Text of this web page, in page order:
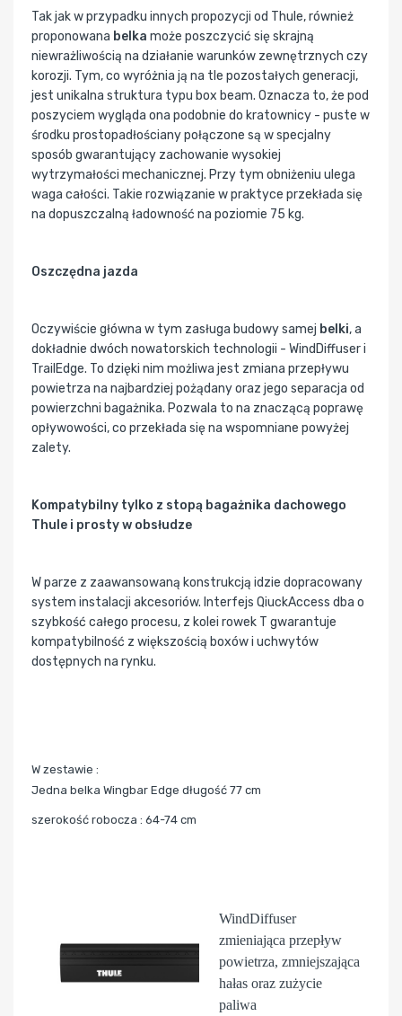
Tak jak w przypadku innych propozycji od Thule, również
proponowana belka może poszczycić się skrajną
niewrażliwością na działanie warunków zewnętrznych czy
korozji. Tym, co wyróżnia ją na tle pozostałych generacji,
jest unikalna struktura typu box beam. Oznacza to, że pod
poszyciem wygląda ona podobnie do kratownicy - puste w
środku prostopadłościany połączone są w specjalny
sposób gwarantujący zachowanie wysokiej
wytrzymałości mechanicznej. Przy tym obniżeniu ulega
waga całości. Takie rozwiązanie w praktyce przekłada się
na dopuszczalną ładowność na poziomie 75 kg.
Oszczędna jazda
Oczywiście główna w tym zasługa budowy samej belki, a
dokładnie dwóch nowatorskich technologii - WindDiffuser i
TrailEdge. To dzięki nim możliwa jest zmiana przepływu
powietrza na najbardziej pożądany oraz jego separacja od
powierzchni bagażnika. Pozwala to na znaczącą poprawę
opływowości, co przekłada się na wspomniane powyżej
zalety.
Kompatybilny tylko z stopą bagażnika dachowego
Thule i prosty w obsłudze
W parze z zaawansowaną konstrukcją idzie dopracowany
system instalacji akcesoriów. Interfejs QiuckAccess dba o
szybkość całego procesu, z kolei rowek T gwarantuje
kompatybilność z większością boxów i uchwytów
dostępnych na rynku.
W zestawie :
Jedna belka Wingbar Edge długość 77 cm
szerokość robocza : 64-74 cm
WindDiffuser
zmieniająca przepływ
powietrza, zmniejszająca
hałas oraz zużycie
paliwa